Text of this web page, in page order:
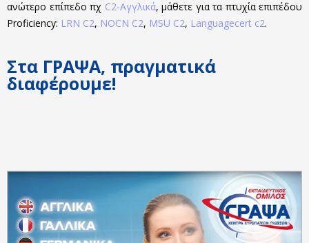
ανώτερο επίπεδο πχ C2-Αγγλικά, μάθετε για τα πτυχία επιπέδου
Proficiency: LRN C2, NOCN C2, MSU C2, Languagecert c2.
Στα ΓΡΑΨΑ, πραγματικά
διαφέρουμε!